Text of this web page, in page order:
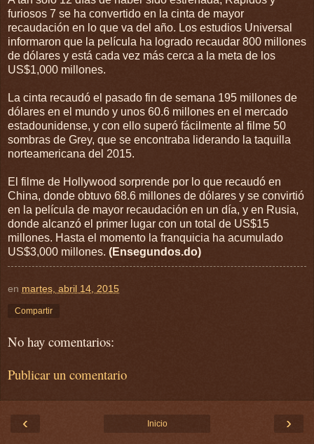
furiosos 7 se ha convertido en la cinta de mayor
recaudación en lo que va del año. Los estudios Universal
informaron que la película ha logrado recaudar 800 millones
de dólares y está cada vez más cerca a la meta de los
US$1,000 millones.
La cinta recaudó el pasado fin de semana 195 millones de
dólares en el mundo y unos 60.6 millones en el mercado
estadounidense, y con ello superó fácilmente al filme 50
sombras de Grey, que se encontraba liderando la taquilla
norteamericana del 2015.
El filme de Hollywood sorprende por lo que recaudó en
China, donde obtuvo 68.6 millones de dólares y se convirtió
en la película de mayor recaudación en un día, y en Rusia,
donde alcanzó el primer lugar con un total de US$15
millones. Hasta el momento la franquicia ha acumulado
US$3,000 millones. (Ensegundos.do)
en martes, abril 14, 2015
Compartir
No hay comentarios:
Publicar un comentario
‹ ›
Inicio